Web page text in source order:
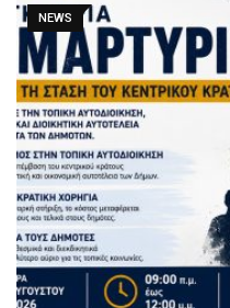
NEWS